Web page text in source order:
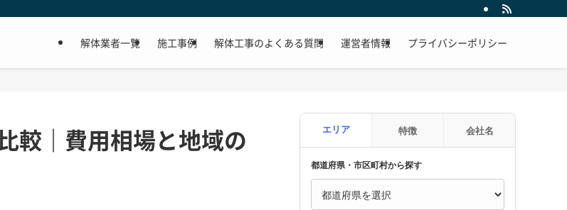
解体業者一覧 施工事例 解体工事のよくある質問 運営者情報 プライバシーポリシー
較｜費用相場と地域の
エリア 特徴 会社名
都道府県・市区町村から探す